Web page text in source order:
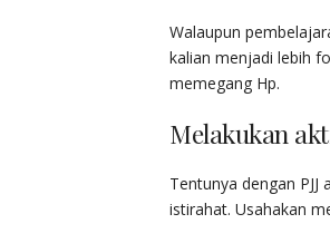
Walaupun
kalian menjadi lebih
memegang Hp.
Melakukan
Tentunya dengan
istirahat. Usahakan